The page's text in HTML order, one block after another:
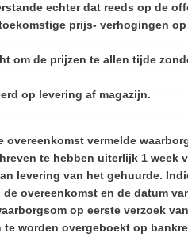
echter dat reeds op de
prijs- verhogingen
om de prijzen te allen tijde
op levering af magazijn.
overeenkomst vermelde
te hebben uiterlijk 1 week
levering van het gehuurde.
overeenkomst en de datum
op eerste verzoek
worden overgeboekt op